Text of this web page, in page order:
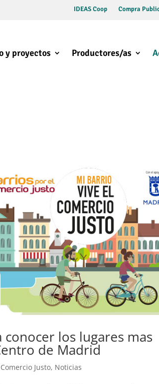
IDEAS Coop Compra
y proyectos Productores/as
los lugares mas
de Madrid
Justo, Noticias